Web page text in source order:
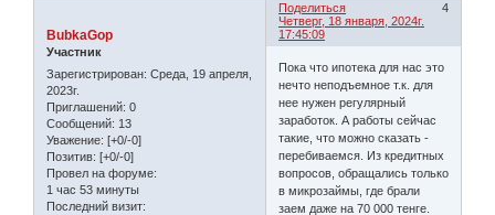
Поделиться
4
Четверг, 18 января, 2024г.
17:45:09
BubkaGop
Участник
Зарегистрирован: Среда, 19 апреля,
2023г.
Приглашений: 0
Сообщений: 13
Уважение: [+0/-0]
Позитив: [+0/-0]
Провел на форуме:
1 час 53 минуты
Последний визит:
Пока что ипотека для нас это
нечто неподъемное т.к. для
нее нужен регулярный
заработок. А работы сейчас
такие, что можно сказать -
перебиваемся. Из кредитных
вопросов, обращались только
в микрозаймы, где брали
заем даже на 70 000 тенге.